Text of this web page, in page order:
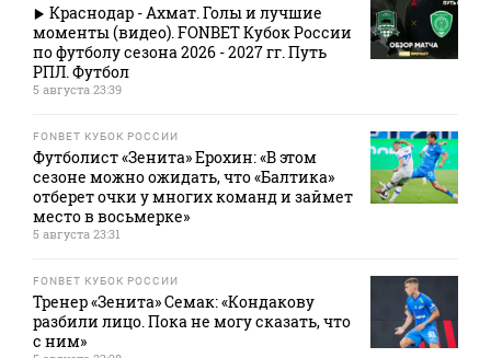
Краснодар - Ахмат. Голы и лучшие
моменты (видео). FONBET Кубок России
по футболу сезона 2026 - 2027 гг. Путь
РПЛ. Футбол
5 августа 23:39
FONBET КУБОК РОССИИ
Футболист «Зенита» Ерохин: «В этом
сезоне можно ожидать, что «Балтика»
отберет очки у многих команд и займет
место в восьмерке»
5 августа 23:31
FONBET КУБОК РОССИИ
Тренер «Зенита» Семак: «Кондакову
разбили лицо. Пока не могу сказать, что
с ним»